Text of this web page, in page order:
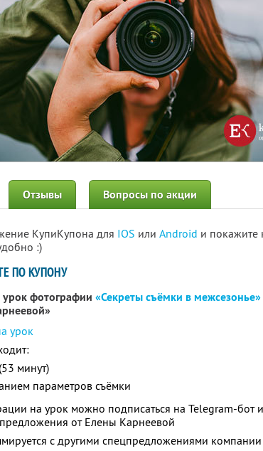
Отзывы Вопросы по акции
КупиКупона для IOS или Android и покажите
:)
ПО КУПОНУ
фотографии «Секреты съёмки в межсезонье»
урок
минут)
параметров съёмки
на урок можно подписаться на Telegram-бот
от Елены Карнеевой
с другими спецпредложениями компании